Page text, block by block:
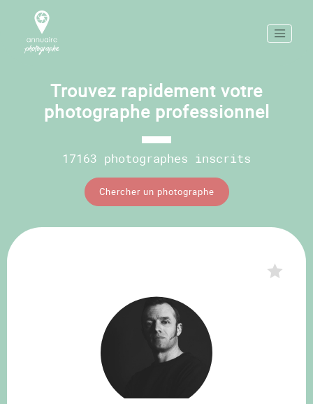
Trouvez rapidement votre
photographe professionnel
17163 photographes inscrits
Chercher un photographe